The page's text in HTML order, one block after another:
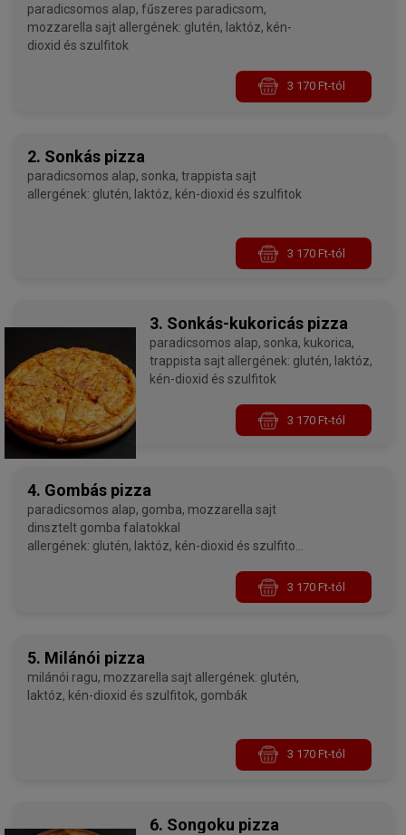
paradicsomos alap, fűszeres paradicsom,
mozzarella sajt allergének: glutén, laktóz, kén-
dioxid és szulfitok
3 170 Ft-tól
2. Sonkás pizza
paradicsomos alap, sonka, trappista sajt
allergének: glutén, laktóz, kén-dioxid és szulfitok
3 170 Ft-tól
3. Sonkás-kukoricás pizza
paradicsomos alap, sonka, kukorica,
trappista sajt allergének: glutén, laktóz,
kén-dioxid és szulfitok
3 170 Ft-tól
4. Gombás pizza
paradicsomos alap, gomba, mozzarella sajt
dinsztelt gomba falatokkal
allergének: glutén, laktóz, kén-dioxid és szulfitok,
3 170 Ft-tól
5. Milánói pizza
milánói ragu, mozzarella sajt allergének: glutén,
laktóz, kén-dioxid és szulfitok, gombák
3 170 Ft-tól
6. Songoku pizza